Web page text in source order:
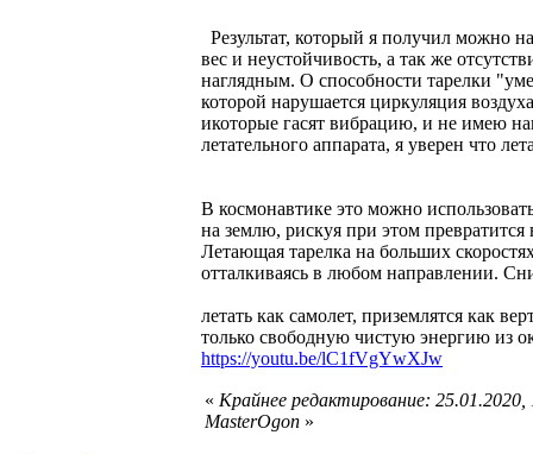
Результат, который я получил можно
вес и неустойчивость, а так же
наглядным. О способности тарелки
которой нарушается циркуляция
икоторые гасят вибрацию, и не имею
летательного аппарата, я уверен что
В космонавтике это можно
на землю, рискуя при этом
Летающая тарелка на больших
отталкиваясь в любом направлении.
летать как самолет, приземлятся как
только свободную чистую энергию из
https://youtu.be/lC1fVgYwXJw
« Крайнее редактирование:
MasterOgon »